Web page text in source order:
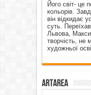
Його світ- це
кольорів.
він відкидає
суть.
Львова,
творчість, не
художньої
ArtArea